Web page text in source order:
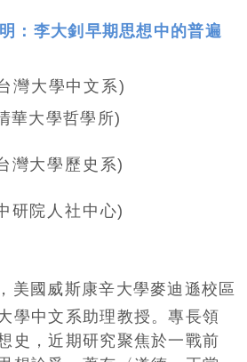
：李大釗早期思想中的普遍
灣大學中文系)
華大學哲學所)
灣大學歷史系)
研院人社中心)
， 美國威斯康辛大學麥迪遜校區
學中文系助理教授。專長領
史，近期研究聚焦於一戰前